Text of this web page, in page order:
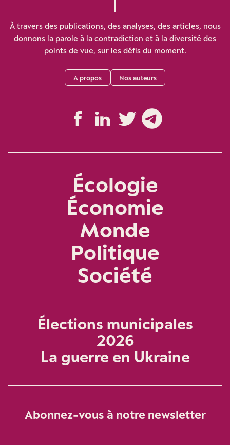
À travers des publications, des analyses, des articles, nous
donnons la parole à la contradiction et à la diversité des
points de vue, sur les défis du moment.
A propos Nos auteurs
Écologie
Économie
Monde
Politique
Société
Élections municipales
2026
La guerre en Ukraine
Abonnez-vous à notre newsletter